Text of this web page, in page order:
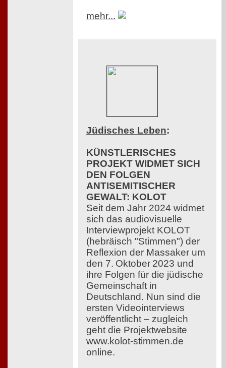
mehr...
Jüdisches Leben:
KÜNSTLERISCHES
PROJEKT WIDMET SICH
DEN FOLGEN
ANTISEMITISCHER
GEWALT: KOLOT
Seit dem Jahr 2024 widmet
sich das audiovisuelle
Interviewprojekt KOLOT
(hebräisch "Stimmen") der
Reflexion der Massaker um
den 7. Oktober 2023 und
ihre Folgen für die jüdische
Gemeinschaft in
Deutschland. Nun sind die
ersten Videointerviews
veröffentlicht – zugleich
geht die Projektwebsite
www.kolot-stimmen.de
online.